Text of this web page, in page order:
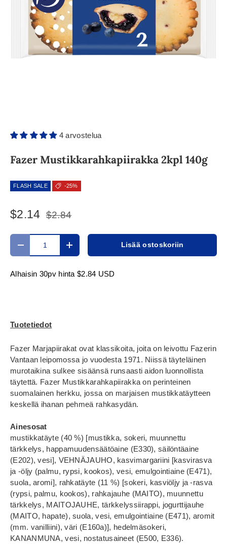
4 arvostelua
Fazer Mustikkarahkapiirakka 2kpl 140g
FLASH SALE -25%
$2.14 $2.84
Määrä
Translation missing: fi.cart.items.decrease_quantity
Translation missing:Lisää ostoskoriin
Alhaisin 30pv hinta $2.84 USD
Tuotetiedot
Fazer Marjapiirakat ovat klassikoita, joita on leivottu Fazerin
Vantaan leipomossa jo vuodesta 1971. Niissä täyteläinen
murotaikina sulkee sisäänsä runsaasti aidon luonnollista
täytettä. Fazer Mustikkarahkapiirakka on perinteinen
suomalainen herkku, jossa on marjaisen mustikkatäytteen
keskellä ihanan pehmeä rahkasydän.
Ainesosat
mustikkatäyte (40 %) [mustikka, sokeri, muunnettu
tärkkelys, happamuudensäätöaine (E330), säilöntäaine
(E202), vesi], VEHNÄJAUHO, kasvimargariini [kasvirasva
ja -öljy (palmu, rypsi, kookos), vesi, emulgointiaine (E471),
suola, aromi], rahkatäyte (11 %) [sokeri, kasviöljy ja -rasva
(rypsi, palmu, kookos), rahkajauhe (MAITO), muunnettu
tärkkelys, MAITOJAUHE, tärkkelyssiirappi, jogurttijauhe
(MAITO, hapate), suola, vesi, emulgointiaine (E471), aromit
(mm. vanilliini), väri (E160a)], hedelmäsokeri,
KANANMUNA, vesi, nostatusaineet (E500, E336).